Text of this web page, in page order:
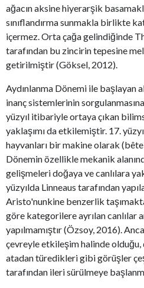
ağacın aksine hiyerarşik
sınıflandırma sunmakla birlikte
içermez. Orta çağa gelindiğinde
tarafından bu zincirin tepesine
getirilmiştir (Göksel, 2012).
Aydınlanma Dönemi ile başlayan
inanç sistemlerinin
yüzyıl itibariyle ortaya çıkan
yaklaşımı da etkilemiştir. 17.
hayvanları bir makine olarak
Dönemin özellikle mekanik
gelişmeleri doğaya ve canlılara
yüzyılda Linneaus tarafından
Aristo'nunkine benzerlik
göre kategorilere ayrılan canlılar
yapılmamıştır (Özsoy, 2016).
çevreyle etkileşim halinde
atadan türedikleri gibi görüşler
tarafından ileri sürülmeye